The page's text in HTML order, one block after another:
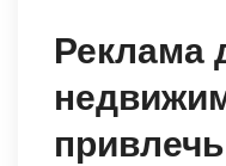
Реклама